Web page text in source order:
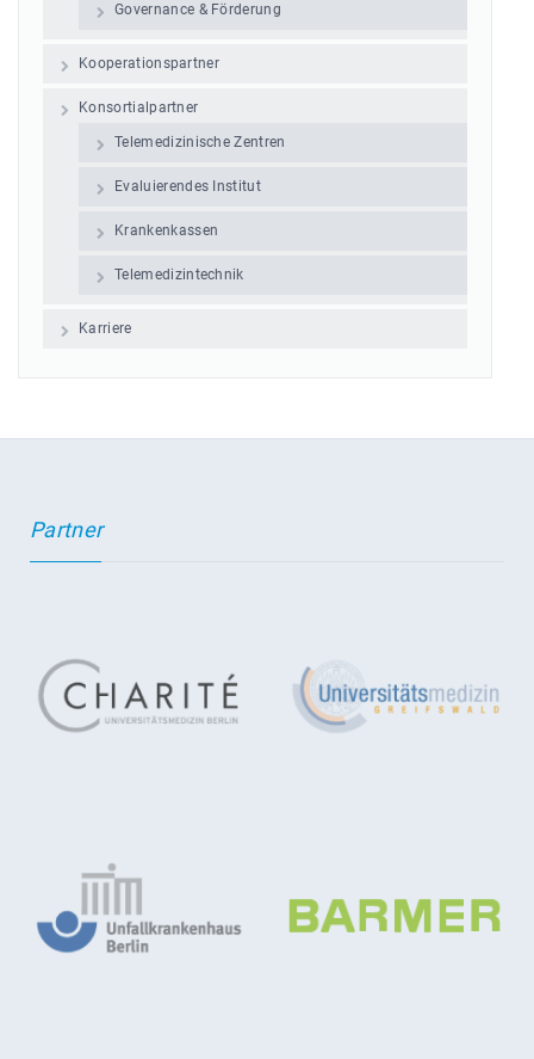
Governance & Förderung
Kooperationspartner
Konsortialpartner
Telemedizinische Zentren
Evaluierendes Institut
Krankenkassen
Telemedizintechnik
Karriere
Partner